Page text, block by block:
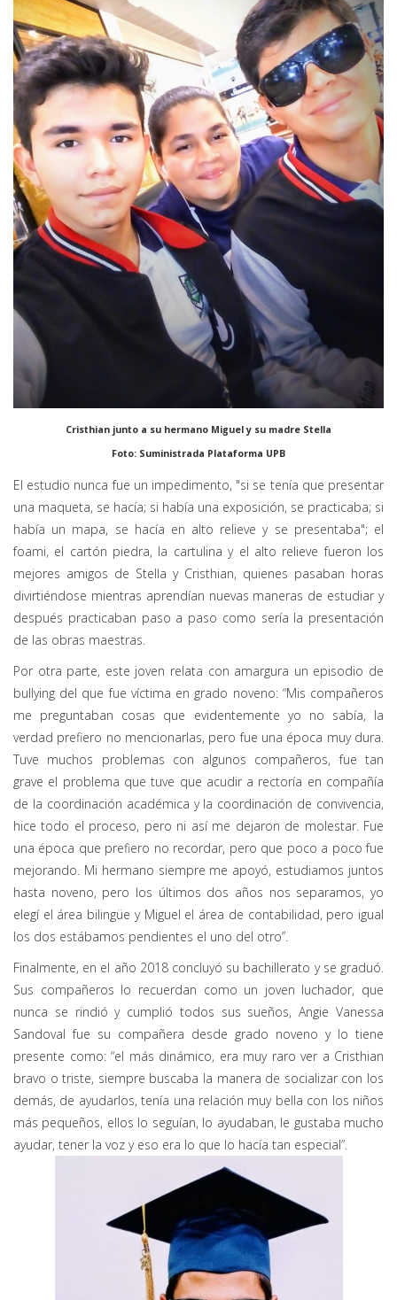
Cristhian junto a su hermano Miguel y su madre Stella
Foto: Suministrada Plataforma UPB
El estudio nunca fue un impedimento, "si se tenía que presentar
una maqueta, se hacía; si había una exposición, se practicaba; si
había un mapa, se hacía en alto relieve y se presentaba"; el
foami, el cartón piedra, la cartulina y el alto relieve fueron los
mejores amigos de Stella y Cristhian, quienes pasaban horas
divirtiéndose mientras aprendían nuevas maneras de estudiar y
después practicaban paso a paso como sería la presentación
de las obras maestras.
Por otra parte, este joven relata con amargura un episodio de
bullying del que fue víctima en grado noveno: “Mis compañeros
me preguntaban cosas que evidentemente yo no sabía, la
verdad prefiero no mencionarlas, pero fue una época muy dura.
Tuve muchos problemas con algunos compañeros, fue tan
grave el problema que tuve que acudir a rectoría en compañía
de la coordinación académica y la coordinación de convivencia,
hice todo el proceso, pero ni así me dejaron de molestar. Fue
una época que prefiero no recordar, pero que poco a poco fue
mejorando. Mi hermano siempre me apoyó, estudiamos juntos
hasta noveno, pero los últimos dos años nos separamos, yo
elegí el área bilingüe y Miguel el área de contabilidad, pero igual
los dos estábamos pendientes el uno del otro”.
Finalmente, en el año 2018 concluyó su bachillerato y se graduó.
Sus compañeros lo recuerdan como un joven luchador, que
nunca se rindió y cumplió todos sus sueños, Angie Vanessa
Sandoval fue su compañera desde grado noveno y lo tiene
presente como: “el más dinámico, era muy raro ver a Cristhian
bravo o triste, siempre buscaba la manera de socializar con los
demás, de ayudarlos, tenía una relación muy bella con los niños
más pequeños, ellos lo seguían, lo ayudaban, le gustaba mucho
ayudar, tener la voz y eso era lo que lo hacía tan especial”.